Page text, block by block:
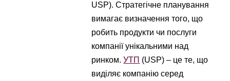
USP). Стратегічне планування
вимагає визначення того, що
робить продукти чи послуги
компанії унікальними над
ринком.УТП (USP) – це те, що
виділяє компанію серед